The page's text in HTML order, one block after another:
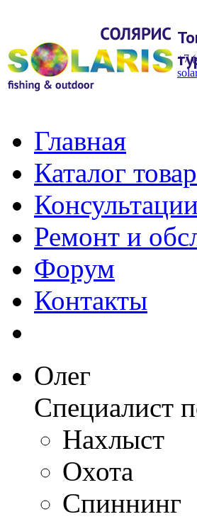
+7
Главная
Каталог
Ремонт и
Форум
Контакты
Олег
Специалист
Нахлыст
Охота
Спиннинг